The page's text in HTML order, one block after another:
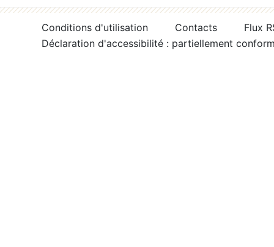
Conditions d'utilisation Contacts
Flux
Déclaration d'accessibilité : partiellement